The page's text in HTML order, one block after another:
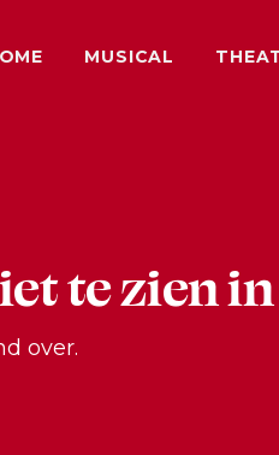
MUSICAL
te zien
over.